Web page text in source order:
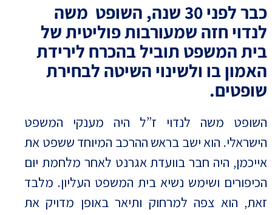
כבר לפני 30 שנה, השופט משה
לנדוי חזה שמעורבות פוליטית של
בית המשפט תוביל בהכרח לירידת
האמון בו ולשינוי השיטה לבחירת
שופטים.
השופט משה לנדוי ז”ל היה מענקי המשפט
הישראלי. הוא ישב בראש ההרכב המיוחד ששפט את
אייכמן, היה חבר בוועדת אגרנט לאחר מלחמת יום
הכיפורים ושימש נשיא בית המשפט העליון. מלבד
זאת, הוא צפה למרחוק ותיאר באופן מדויק את